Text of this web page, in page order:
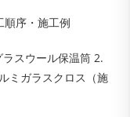
順序・施工例
スウール保温筒 2.
ミガラスクロス（施